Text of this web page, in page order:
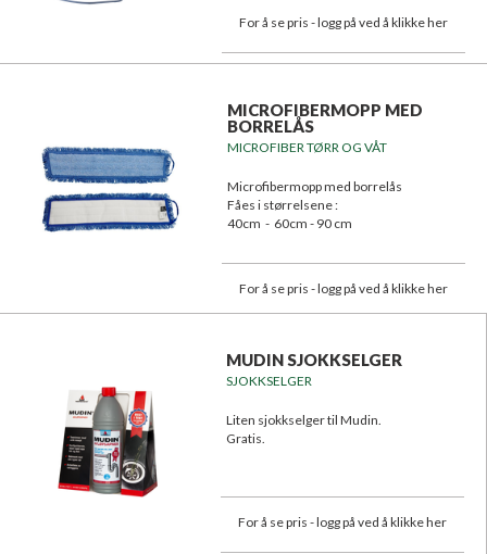
For å se pris - logg på ved å klikke her
MICROFIBERMOPP MED
BORRELÅS
MICROFIBER TØRR OG VÅT
Microfibermopp med borrelås
Fåes i størrelsene :
40cm - 60cm - 90 cm
For å se pris - logg på ved å klikke her
MUDIN SJOKKSELGER
SJOKKSELGER
Liten sjokkselger til Mudin.
Gratis.
For å se pris - logg på ved å klikke her